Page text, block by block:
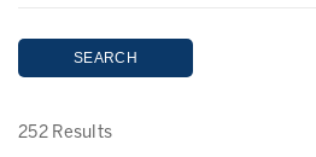
SEARCH
252 Results